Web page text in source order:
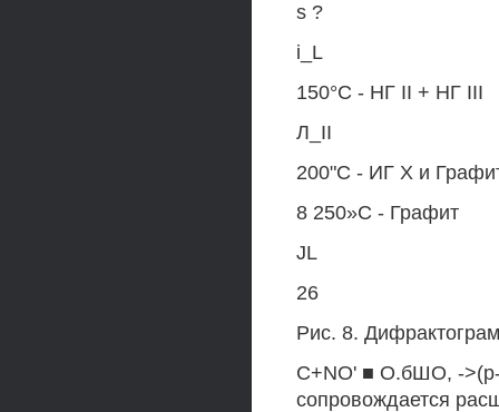
s ?
і_L
150°С - НГ II + НГ III
Л_II
200"С - ИГ X и
8 250»С - Графит
JL
26
Рис. 8.
C+NO' ■ О.бШО, -
сопровождается